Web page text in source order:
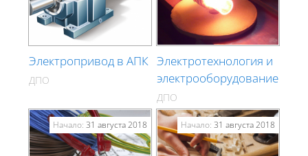
Электропривод в АПК
ДПО
Электротехнология и
электрооборудование
ДПО
Начало:31 августа 2018 Начало: 31 августа 2018